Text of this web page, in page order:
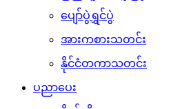
ပျော်ပွဲရွှင်ပွဲ
အားကစားသတင်း
နိုင်ငံတကာသတင်း
ပညာပေး